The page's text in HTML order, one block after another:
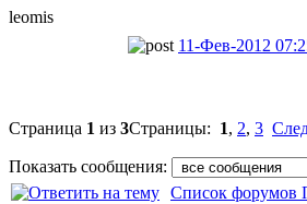
leomis
11-Фев-2012
Страница 1 из 3Страницы: 1, 2, 3
Показать сообщения:
Список форумов